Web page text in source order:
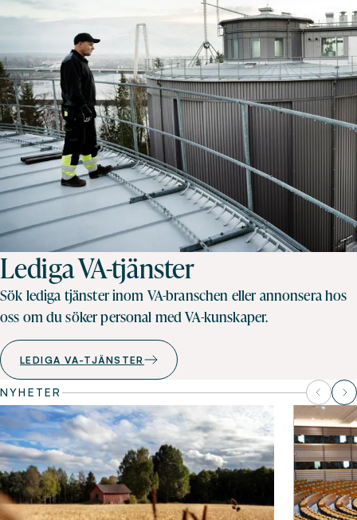
Lediga VA-tjänster
Sök lediga tjänster inom VA-branschen eller annonsera hos
oss om du söker personal med VA-kunskaper.
LEDIGA VA-TJÄNSTER
NYHETER